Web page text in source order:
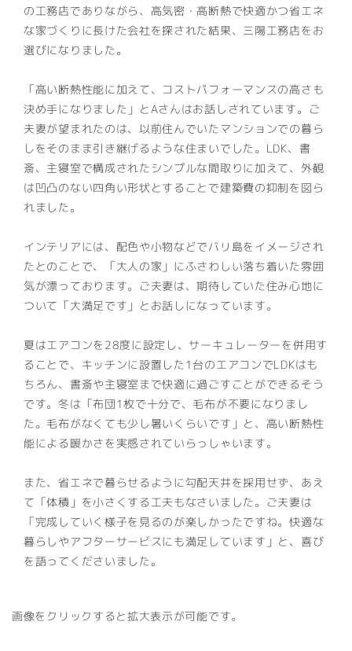
の工務店でありながら、高気密・高断熱で快適かつ省エネ
な家づくりに長けた会社を探された結果、三陽工務店をお
選びになりました。
「高い断熱性能に加えて、コストパフォーマンスの高さも
決め手になりました」とAさんはお話しされています。ご
夫妻が望まれたのは、以前住んでいたマンションでの暮ら
しをそのまま引き継げるような住まいでした。LDK、書
斎、主寝室で構成されたシンプルな間取りに加えて、外観
は凹凸のない四角い形状とすることで建築費の抑制を図ら
れました。
インテリアには、配色や小物などでバリ島をイメージされ
たとのことで、「大人の家」にふさわしい落ち着いた雰囲
気が漂っております。ご夫妻は、期待していた住み心地に
ついて「大満足です」とお話しになっています。
夏はエアコンを28度に設定し、サーキュレーターを併用す
ることで、キッチンに設置した1台のエアコンでLDKはも
ちろん、書斎や主寝室まで快適に過ごすことができるそう
です。冬は「布団1枚で十分で、毛布が不要になりまし
た。毛布がなくても少し暑いくらいです」と、高い断熱性
能による暖かさを実感されていらっしゃいます。
また、省エネで暮らせるように勾配天井を採用せず、あえ
て「体積」を小さくする工夫もなさいました。ご夫妻は
「完成していく様子を見るのが楽しかったですね。快適な
暮らしやアフターサービスにも満足しています」と、喜び
を語ってくださいました。
画像をクリックすると拡大表示が可能です。